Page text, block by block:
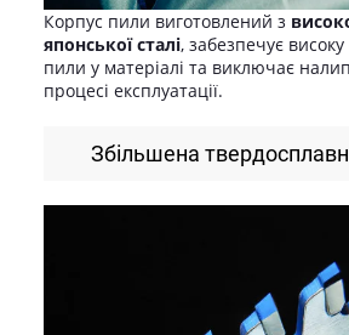
Корпус пили виготовлений з
японської сталі, забезпечує високу
пили у матеріалі та виключає
процесі експлуатації.
Збільшена